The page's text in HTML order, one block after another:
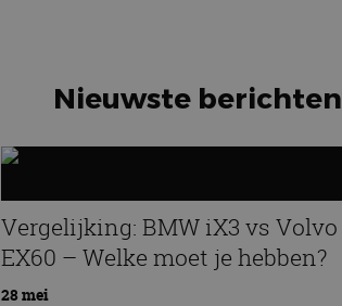
Nieuwste berichten
Vergelijking: BMW iX3 vs Volvo
EX60 – Welke moet je hebben?
28 mei